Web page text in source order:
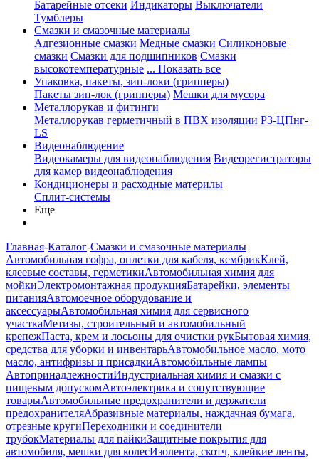
Батарейные отсеки Индикаторы Выключатели
Тумблеры
Смазки и смазочные материалы
Адгезионные смазки Медные смазки Силиконовые
смазки Смазки для подшипников Смазки
высокотемпературные ... Показать все
Упаковка, пакеты, зип-локи (грипперы)
Пакеты зип-лок (грипперы) Мешки для мусора
Металлорукав и фитинги
Металлорукав герметичный в ПВХ изоляции Р3-ЦПнг-
LS
Видеонаблюдение
Видеокамеры для видеонаблюдения Видеорегистраторы
для камер видеонаблюдения
Кондиционеры и расходные материлы
Сплит-системы
Еще
Главная-Каталог-Смазки и смазочные материалы
Автомобильная гофра, оплетки для кабеля, кембрикКлей,
клеевые составы, герметикиАвтомобильная химия для
мойкиЭлектромонтажная продукцияБатарейки, элементы
питанияАвтомоечное оборудование и
аксессуарыАвтомобильная химия для сервисного
участкаМетизы, строительный и автомобильный
крепежПаста, крем и лосьоны для очистки рукБытовая химия,
средства для уборки и инвентарьАвтомобильное масло, мото
масло, антифризы и присадкиАвтомобильные лампы
АвтопринадлежностиИндустриальная химия и смазки с
пищевым допускомАвтоэлектрика и сопутствующие
товарыАвтомобильные предохранители и держатели
предохранителяАбразивные материалы, наждачная бумага,
отрезные кругиПереходники и соединители
трубокМатериалы для пайкиЗащитные покрытия для
автомобиля, мешки для колесИзолента, скотч, клейкие ленты,